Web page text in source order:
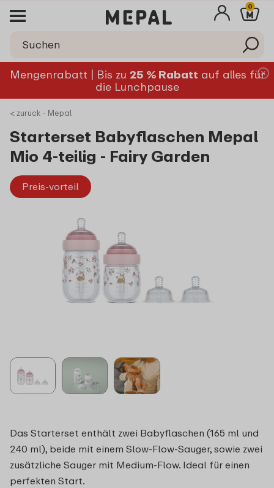
0
Mengenrabatt | Bis zu 25 % Rabatt auf alles für
die Lunchpause
< zurück - Mepal
Starterset Babyflaschen Mepal
Mio 4-teilig - Fairy Garden
Preis-vorteil
Das Starterset enthält zwei Babyflaschen (165 ml und
240 ml), beide mit einem Slow-Flow-Sauger, sowie zwei
zusätzliche Sauger mit Medium-Flow. Ideal für einen
perfekten Start.